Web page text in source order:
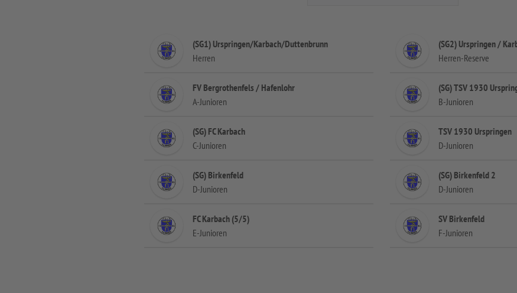
(SG1) Urspringen/Karbach/Duttenbrunn
Herren
(SG2) Urspringen /
Herren-Reserve
FV Bergrothenfels / Hafenlohr
A-Junioren
(SG) TSV 1930
B-Junioren
(SG) FC Karbach
C-Junioren
TSV 1930 Urspringen
D-Junioren
(SG) Birkenfeld
D-Junioren
(SG) Birkenfeld 2
D-Junioren
FC Karbach (5/5)
E-Junioren
SV Birkenfeld
F-Junioren